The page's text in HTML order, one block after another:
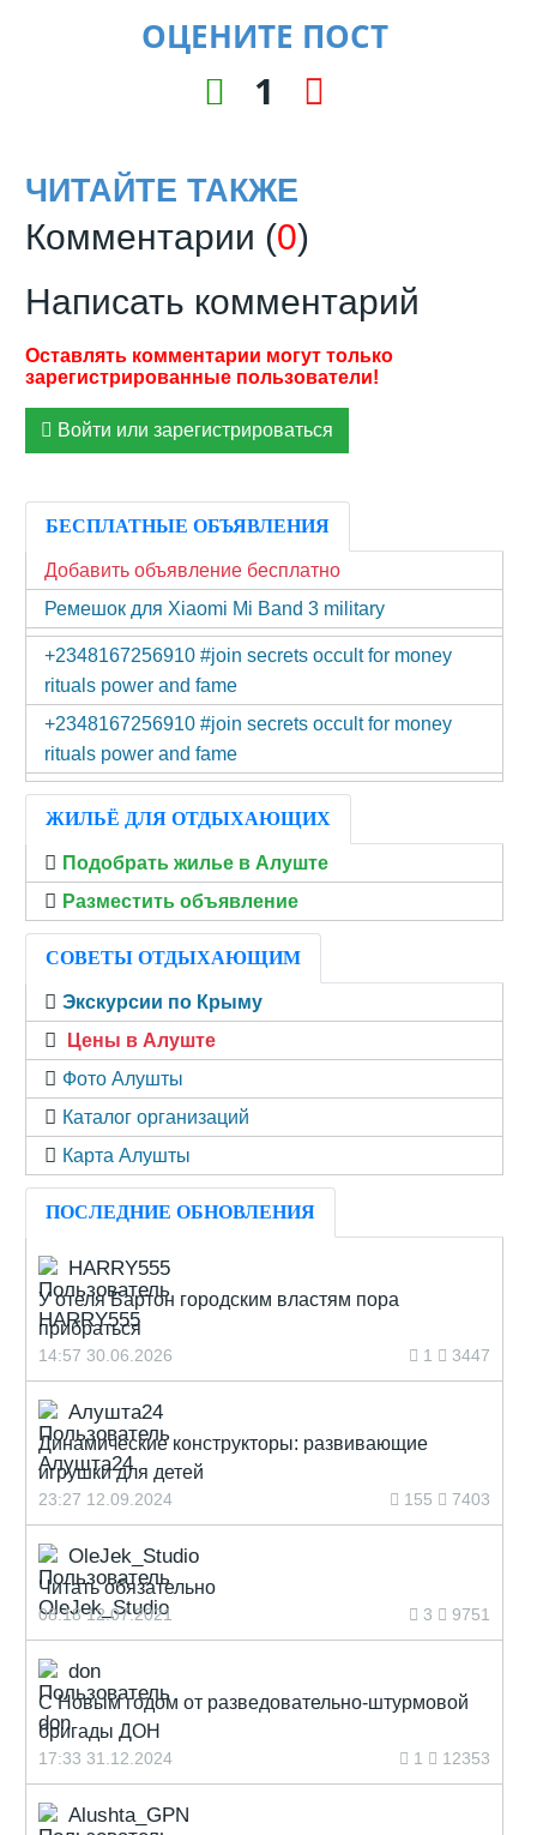
ОЦЕНИТЕ ПОСТ
1
ЧИТАЙТЕ ТАКЖЕ
Комментарии (0)
Написать комментарий
Войти или зарегистрироваться
БЕСПЛАТНЫЕ ОБЪЯВЛЕНИЯ
Добавить объявление бесплатно
Ремешок для Xiaomi Mi Band 3 military
+2348167256910 #join secrets occult for money
rituals power and fame
+2348167256910 #join secrets occult for money
rituals power and fame
ЖИЛЬЁ ДЛЯ ОТДЫХАЮЩИХ
Подобрать жилье в Алуште
Разместить объявление
СОВЕТЫ ОТДЫХАЮЩИМ
Экскурсии по Крыму
Цены в Алуште
Фото Алушты
Каталог организаций
Карта Алушты
ПОСЛЕДНИЕ ОБНОВЛЕНИЯ
HARRY555
У отеля Бартон городским властям пора
прибраться
14:57 30.06.2026 1 3447
Алушта24
Динамические конструкторы: развивающие
игрушки для детей
23:27 12.09.2024 155 7403
OleJek_Studio
Читать обязательно
08:18 12.07.2021 3 9751
don
С Новым годом от разведовательно-штурмовой
бригады ДОН
17:33 31.12.2024 1 12353
Alushta_GPN